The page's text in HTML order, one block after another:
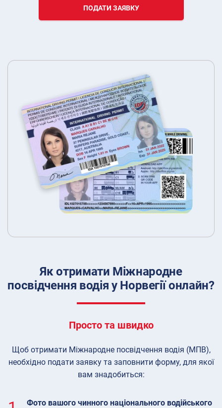
ПОДАТИ ЗАЯВКУ
Як отримати Міжнародне
посвідчення водія у Норвегії онлайн?
Просто та швидко
Щоб отримати Міжнародне посвідчення водія (МПВ),
необхідно подати заявку та заповнити форму, для якої
вам знадобиться:
Фото вашого чинного національного водійського